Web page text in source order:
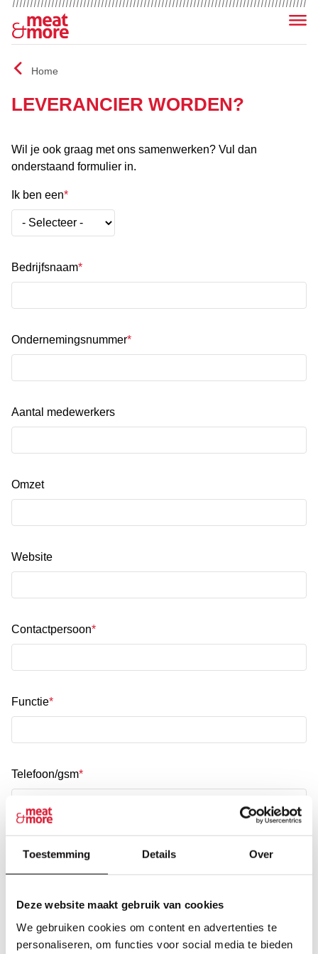
Toestemming Details Over
Deze website maakt gebruik van cookies
We gebruiken cookies om content en advertenties te
personaliseren, om functies voor social media te bieden
Menu
Home
LEVERANCIER WORDEN?
Wil je ook graag met ons samenwerken? Vul dan
onderstaand formulier in.
Ik ben een
Bedrijfsnaam
Ondernemingsnummer
Aantal medewerkers
Omzet
Website
Contactpersoon
Functie
Telefoon/gsm